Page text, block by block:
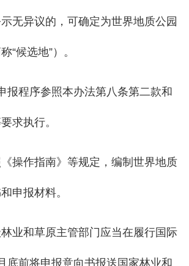
无异议的，可确定为世界地质公园
“候选地”）。
报程序参照本办法第八条第二款和
求执行。
操作指南》等规定，编制世界地质
申报材料。
业和草原主管部门应当在履行国际
底前将申报意向书报送国家林业和